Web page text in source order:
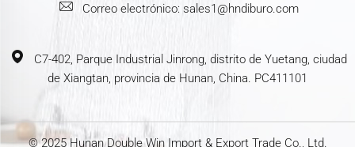
Correo electrónico: sales1@hndiburo.com
C7-402, Parque Industrial Jinrong, distrito de Yuetang, ciudad
de Xiangtan, provincia de Hunan, China. PC411101
© 2025 Hunan Double Win Import & Export Trade Co., Ltd.